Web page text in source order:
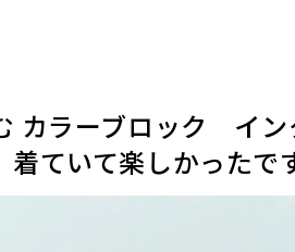
カラーブロック イ
ていて楽しかったで